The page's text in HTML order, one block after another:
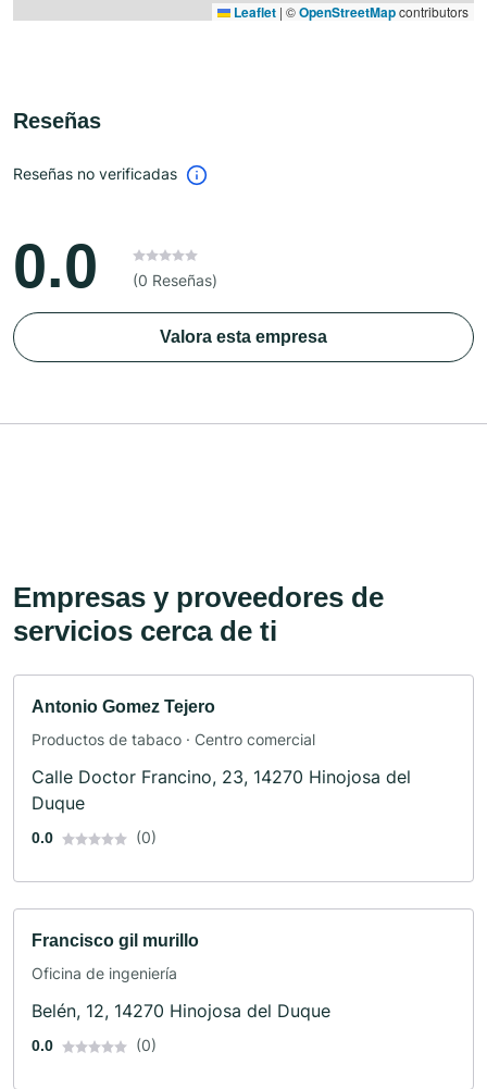
Leaflet | ©OpenStreetMapcontributors
Reseñas
Reseñas no verificadas
0.0 (0 Reseñas)
Valora esta empresa
Empresas y proveedores de
servicios cerca de ti
Antonio Gomez Tejero
Productos de tabaco · Centro comercial
Calle Doctor Francino, 23, 14270 Hinojosa del
Duque
0.0 (0)
Francisco gil murillo
Oficina de ingeniería
Belén, 12, 14270 Hinojosa del Duque
0.0 (0)